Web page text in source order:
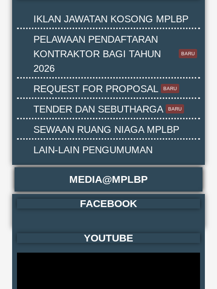
IKLAN JAWATAN KOSONG MPLBP
PELAWAAN PENDAFTARAN
KONTRAKTOR BAGI TAHUN
2026
BARU
REQUEST FOR PROPOSAL BARU
TENDER DAN SEBUTHARGA BARU
SEWAAN RUANG NIAGA MPLBP
LAIN-LAIN PENGUMUMAN
MEDIA@MPLBP
FACEBOOK
YOUTUBE